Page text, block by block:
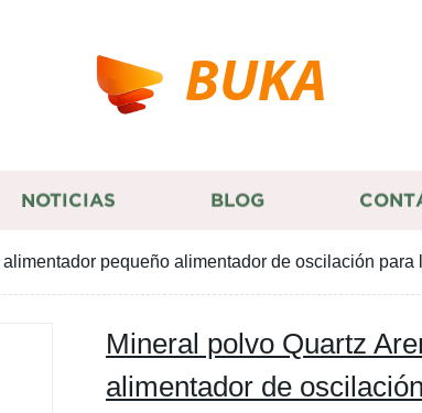
BUKA
NOTICIAS BLOG
pequeño alimentador de oscilación para
Mineral polvo Quartz
alimentador de